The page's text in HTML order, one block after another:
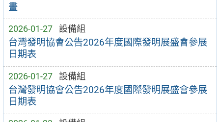
畫
2026-01-27 設備組
台灣發明協會公告2026年度國際發明展盛會參展
日期表
2026-01-27 設備組
台灣發明協會公告2026年度國際發明展盛會參展
日期表